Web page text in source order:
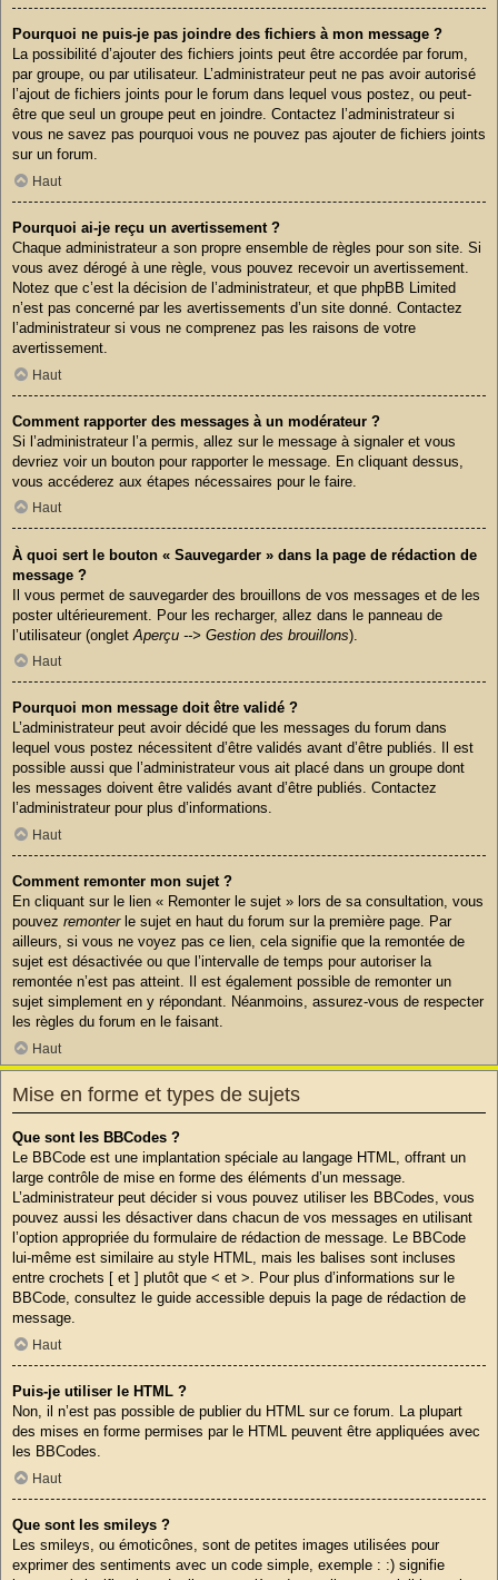
Pourquoi ne puis-je pas joindre des fichiers à mon message ?
La possibilité d’ajouter des fichiers joints peut être accordée par forum,
par groupe, ou par utilisateur. L’administrateur peut ne pas avoir autorisé
l’ajout de fichiers joints pour le forum dans lequel vous postez, ou peut-
être que seul un groupe peut en joindre. Contactez l’administrateur si
vous ne savez pas pourquoi vous ne pouvez pas ajouter de fichiers joints
sur un forum.
Haut
Pourquoi ai-je reçu un avertissement ?
Chaque administrateur a son propre ensemble de règles pour son site. Si
vous avez dérogé à une règle, vous pouvez recevoir un avertissement.
Notez que c’est la décision de l’administrateur, et que phpBB Limited
n’est pas concerné par les avertissements d’un site donné. Contactez
l’administrateur si vous ne comprenez pas les raisons de votre
avertissement.
Haut
Comment rapporter des messages à un modérateur ?
Si l’administrateur l’a permis, allez sur le message à signaler et vous
devriez voir un bouton pour rapporter le message. En cliquant dessus,
vous accéderez aux étapes nécessaires pour le faire.
Haut
À quoi sert le bouton « Sauvegarder » dans la page de rédaction de
message ?
Il vous permet de sauvegarder des brouillons de vos messages et de les
poster ultérieurement. Pour les recharger, allez dans le panneau de
l’utilisateur (onglet Aperçu --> Gestion des brouillons).
Haut
Pourquoi mon message doit être validé ?
L’administrateur peut avoir décidé que les messages du forum dans
lequel vous postez nécessitent d’être validés avant d’être publiés. Il est
possible aussi que l’administrateur vous ait placé dans un groupe dont
les messages doivent être validés avant d’être publiés. Contactez
l’administrateur pour plus d’informations.
Haut
Comment remonter mon sujet ?
En cliquant sur le lien « Remonter le sujet » lors de sa consultation, vous
pouvez remonterle sujet en haut du forum sur la première page. Par
ailleurs, si vous ne voyez pas ce lien, cela signifie que la remontée de
sujet est désactivée ou que l’intervalle de temps pour autoriser la
remontée n’est pas atteint. Il est également possible de remonter un
sujet simplement en y répondant. Néanmoins, assurez-vous de respecter
les règles du forum en le faisant.
Haut
Mise en forme et types de sujets
Que sont les BBCodes ?
Le BBCode est une implantation spéciale au langage HTML, offrant un
large contrôle de mise en forme des éléments d’un message.
L’administrateur peut décider si vous pouvez utiliser les BBCodes, vous
pouvez aussi les désactiver dans chacun de vos messages en utilisant
l’option appropriée du formulaire de rédaction de message. Le BBCode
lui-même est similaire au style HTML, mais les balises sont incluses
entre crochets [ et ] plutôt que < et >. Pour plus d’informations sur le
BBCode, consultez le guide accessible depuis la page de rédaction de
message.
Haut
Puis-je utiliser le HTML ?
Non, il n’est pas possible de publier du HTML sur ce forum. La plupart
des mises en forme permises par le HTML peuvent être appliquées avec
les BBCodes.
Haut
Que sont les smileys ?
Les smileys, ou émoticônes, sont de petites images utilisées pour
exprimer des sentiments avec un code simple, exemple : :) signifie